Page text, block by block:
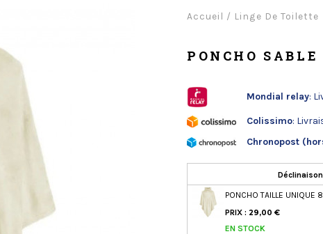
Accueil / Linge De Toilette
PONCHO
Mondial relay:
Colissimo:
Chronopost
PONCHO TAILLE UNIQUE
PRIX : 29,00 €
EN STOCK